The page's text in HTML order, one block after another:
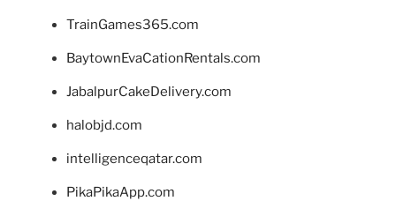
TrainGames365.com
BaytownEvaCationRentals.com
JabalpurCakeDelivery.com
halobjd.com
intelligenceqatar.com
PikaPikaApp.com